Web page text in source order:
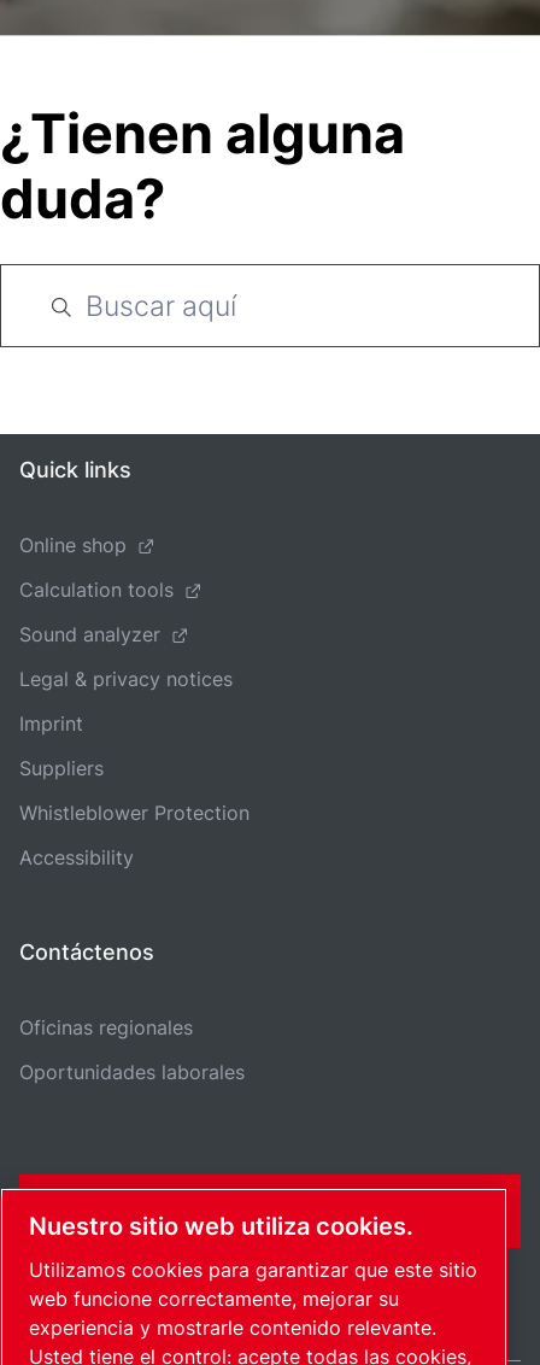
¿Tienen alguna
duda?
Quick links
Online shop
Calculation tools
Sound analyzer
Legal & privacy notices
Imprint
Suppliers
Whistleblower Protection
Accessibility
Contáctenos
Oficinas regionales
Oportunidades laborales
CONTÁCTENME
Nuestro sitio web utiliza cookies.
Utilizamos cookies para garantizar que este sitio
web funcione correctamente, mejorar su
experiencia y mostrarle contenido relevante.
Usted tiene el control: acepte todas las cookies,